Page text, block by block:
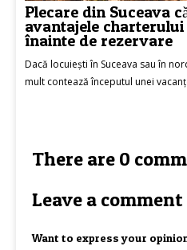
Plecare din Suceava
avantajele
înainte de rezervare
Dacă locuiești în Suceava sau în
mult contează începutul unei
There are 0
Leave a comment
Want to express your